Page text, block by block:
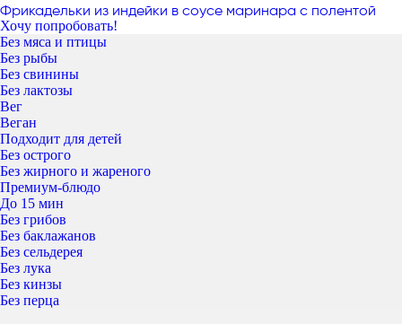
Фрикадельки из индейки в соусе маринара с полентой
Хочу попробовать!
Без мяса и птицы
Без рыбы
Без свинины
Без лактозы
Вег
Веган
Подходит для детей
Без острого
Без жирного и жареного
Премиум-блюдо
До 15 мин
Без грибов
Без баклажанов
Без сельдерея
Без лука
Без кинзы
Без перца